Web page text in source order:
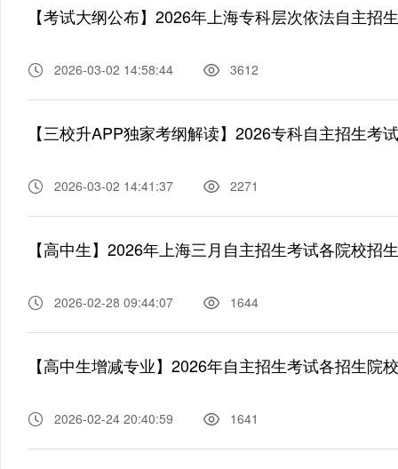
【考试大纲公布】2026年上海专科层次依法自主招
2026-03-02 14:58:44 3612
【三校升APP独家考纲解读】2026专科自主招生考
2026-03-02 14:41:37 2271
2026-02-28 09:44:07 1644
【高中生增减专业】2026年自主招生考试各招生院
2026-02-24 20:40:59 1641